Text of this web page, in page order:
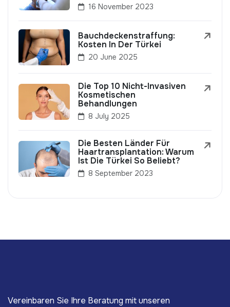
16 November 2023
Bauchdeckenstraffung:
Kosten In Der Türkei
20 June 2025
Die Top 10 Nicht-Invasiven
Kosmetischen
Behandlungen
8 July 2025
Die Besten Länder Für
Haartransplantation: Warum
Ist Die Türkei So Beliebt?
8 September 2023
Vereinbaren Sie Ihre Beratung mit unseren